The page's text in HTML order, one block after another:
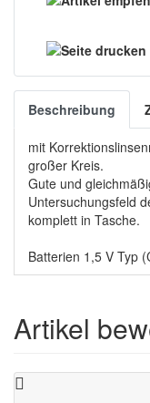
Beschreibung
mit
großer Kreis.
Gute und
Untersuchungsfeld
komplett in Tasche.
Batterien 1,5 V Typ
Artikel